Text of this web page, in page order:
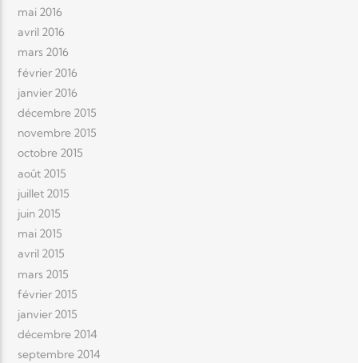
mai 2016
avril 2016
mars 2016
février 2016
janvier 2016
décembre 2015
novembre 2015
octobre 2015
août 2015
juillet 2015
juin 2015
mai 2015
avril 2015
mars 2015
février 2015
janvier 2015
décembre 2014
septembre 2014